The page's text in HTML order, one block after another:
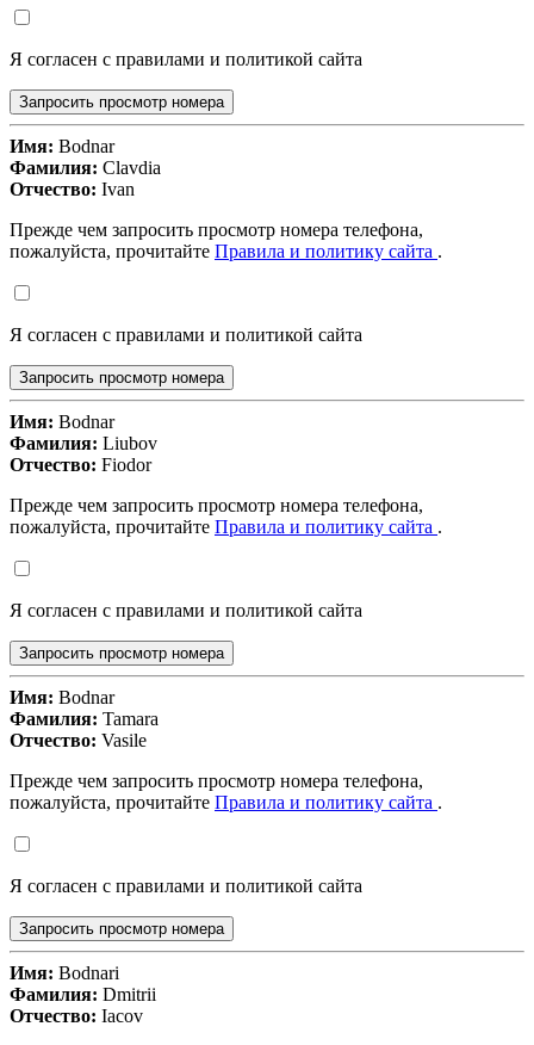
Я согласен с правилами и политикой сайта
Запросить просмотр номера
Имя: Bodnar
Фамилия: Clavdia
Отчество: Ivan
Прежде чем запросить просмотр номера телефона,
пожалуйста, прочитайте Правила и политику сайта .
Я согласен с правилами и политикой сайта
Запросить просмотр номера
Имя: Bodnar
Фамилия: Liubov
Отчество: Fiodor
Прежде чем запросить просмотр номера телефона,
пожалуйста, прочитайте Правила и политику сайта .
Я согласен с правилами и политикой сайта
Запросить просмотр номера
Имя: Bodnar
Фамилия: Tamara
Отчество: Vasile
Прежде чем запросить просмотр номера телефона,
пожалуйста, прочитайте Правила и политику сайта .
Я согласен с правилами и политикой сайта
Запросить просмотр номера
Имя: Bodnari
Фамилия: Dmitrii
Отчество: Iacov